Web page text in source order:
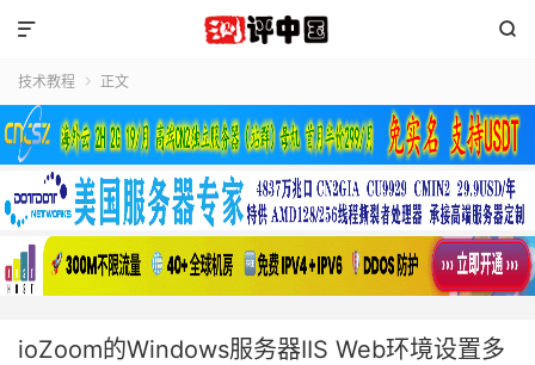


技术教程  正文
ioZoom的Windows服务器IIS Web环境设置多